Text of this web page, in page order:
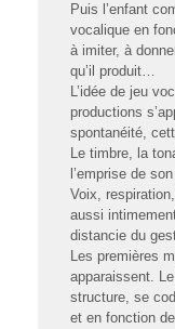
Puis l’enfant
vocalique en
à imiter, à
qu’il produit…
L’idée de jeu
productions
spontanéité,
Le timbre, la
l’emprise de
Voix,
aussi
distancie du
Les premières
apparaissent.
structure, se
et en fonction